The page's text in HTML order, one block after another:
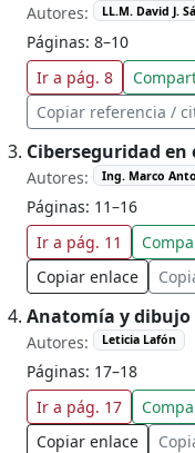
Autores: LL.M. David J.
Páginas: 8–10
Ir a pág. 8
Copiar referencia /
Ciberseguridad en
Autores: Ing. Marco
Páginas: 11–16
Ir a pág. 11
Copiar enlace
Anatomía y dibujo
Autores: Leticia Lafón
Páginas: 17–18
Ir a pág. 17
Copiar enlace